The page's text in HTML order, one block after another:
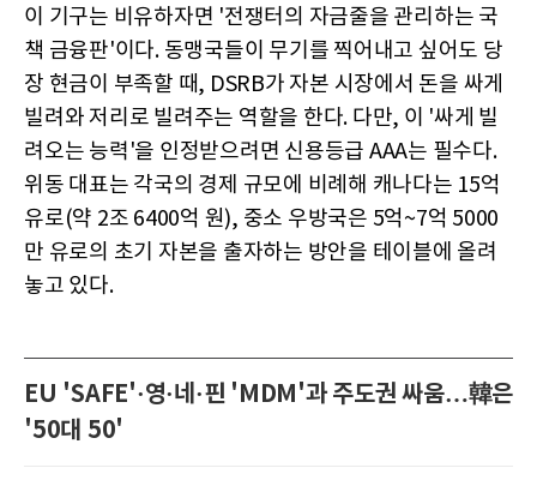
이 기구는 비유하자면 '전쟁터의 자금줄을 관리하는 국
책 금융판'이다. 동맹국들이 무기를 찍어내고 싶어도 당
장 현금이 부족할 때, DSRB가 자본 시장에서 돈을 싸게
빌려와 저리로 빌려주는 역할을 한다. 다만, 이 '싸게 빌
려오는 능력'을 인정받으려면 신용등급 AAA는 필수다.
위동 대표는 각국의 경제 규모에 비례해 캐나다는 15억
유로(약 2조 6400억 원), 중소 우방국은 5억~7억 5000
만 유로의 초기 자본을 출자하는 방안을 테이블에 올려
놓고 있다.
EU 'SAFE'·영·네·핀 'MDM'과 주도권 싸움…韓은
'50대 50'